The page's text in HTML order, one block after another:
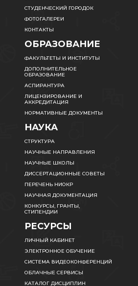
СТУДЕНЧЕСКИЙ ГОРОДОК
ФОТОГАЛЕРЕИ
КОНТАКТЫ
ОБРАЗОВАНИЕ
ФАКУЛЬТЕТЫ И ИНСТИТУТЫ
ДОПОЛНИТЕЛЬНОЕ
ОБРАЗОВАНИЕ
АСПИРАНТУРА
ЛИЦЕНЗИРОВАНИЕ И
АККРЕДИТАЦИЯ
НОРМАТИВНЫЕ ДОКУМЕНТЫ
НАУКА
СТРУКТУРА
НАУЧНЫЕ НАПРАВЛЕНИЯ
НАУЧНЫЕ ШКОЛЫ
ДИССЕРТАЦИОННЫЕ СОВЕТЫ
ПЕРЕЧЕНЬ НИОКР
НАУЧНАЯ ДОКУМЕНТАЦИЯ
КОНКУРСЫ, ГРАНТЫ,
СТИПЕНДИИ
РЕСУРСЫ
ЛИЧНЫЙ КАБИНЕТ
ЭЛЕКТРОННОЕ ОБУЧЕНИЕ
СИСТЕМА ВИДЕОКОНФЕРЕНЦИЙ
ОБЛАЧНЫЕ СЕРВИСЫ
КАТАЛОГ ДИСЦИПЛИН